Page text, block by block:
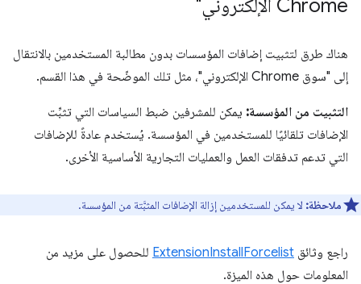
Chrome الإلكتروني"
هناك طرق لتثبيت إضافات المؤسسات بدون مطالبة المستخدمين بالانتقال
إلى "سوق Chrome الإلكتروني"، مثل تلك الموضّحة في هذا القسم.
التثبيت من المؤسسة: يمكن للمشرفين ضبط السياسات التي تثبِّت
الإضافات تلقائيًا للمستخدمين في المؤسسة. يُستخدم عادةً للإضافات
التي تدعم تدفقات العمل والعمليات التجارية الأساسية الأخرى.
ملاحظة: لا يمكن للمستخدمين إزالة الإضافات المثبَّتة من المؤسسة.
راجع وثائق ExtensionInstallForcelist للحصول على مزيد من
المعلومات حول هذه الميزة.